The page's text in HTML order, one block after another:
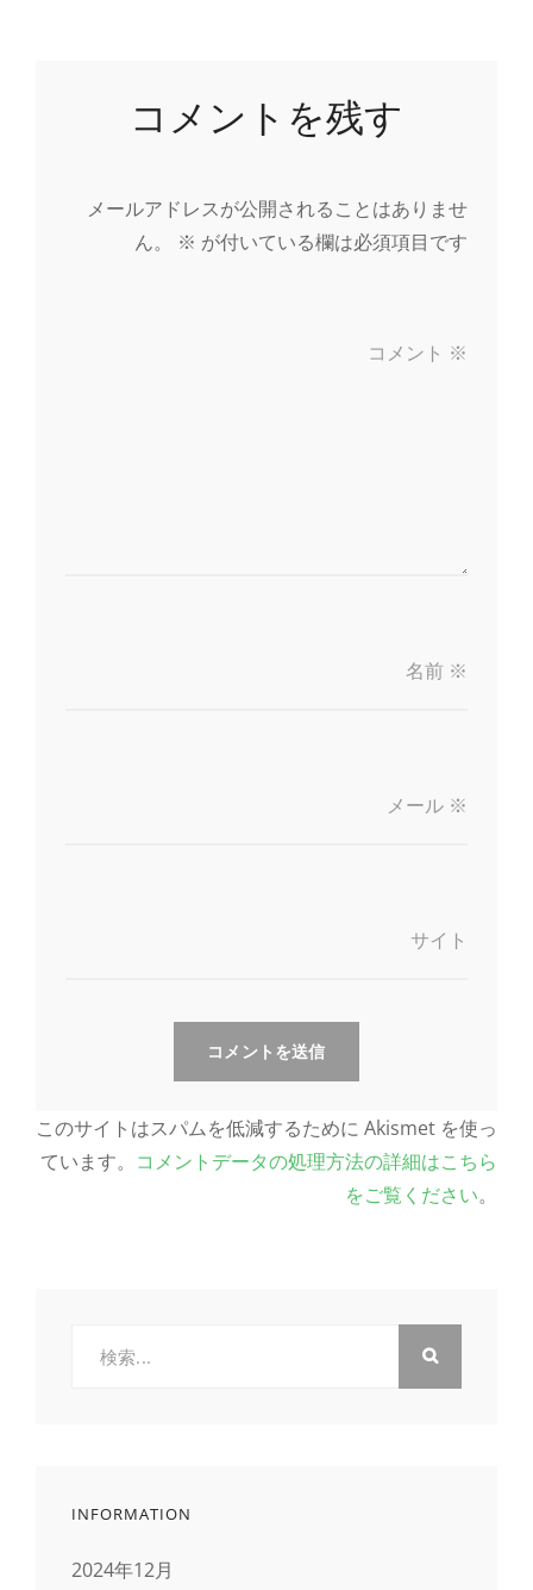
コメントを残す
メールアドレスが公開されることはありませ
ん。
※ が付いている欄は必須項目です
コメント ※
名前 ※
メール ※
サイト
このサイトはスパムを低減するために Akismet を使っ
ています。 コメントデータの処理方法の詳細はこちら
をご覧ください。
INFORMATION
2024年12月